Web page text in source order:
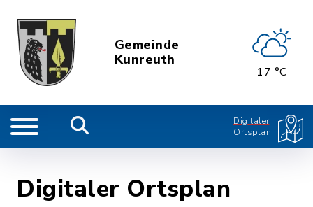
Gemeinde
Kunreuth
17 °C
Digitaler
Ortsplan
Digitaler Ortsplan